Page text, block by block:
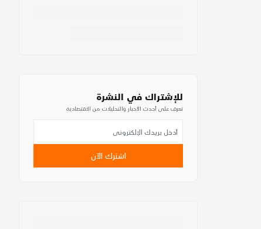
للإشتراك في النشرة
تعرف على أحدث الأخبار والتحليلات من الاقتصادية
اشترك الآن